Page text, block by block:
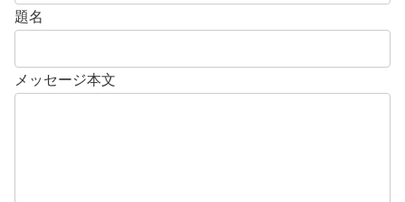
題名
メッセージ本文